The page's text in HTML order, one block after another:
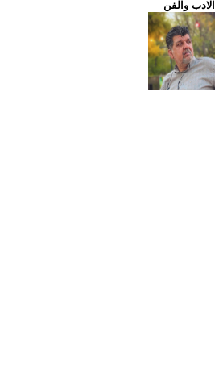
الادب والفن